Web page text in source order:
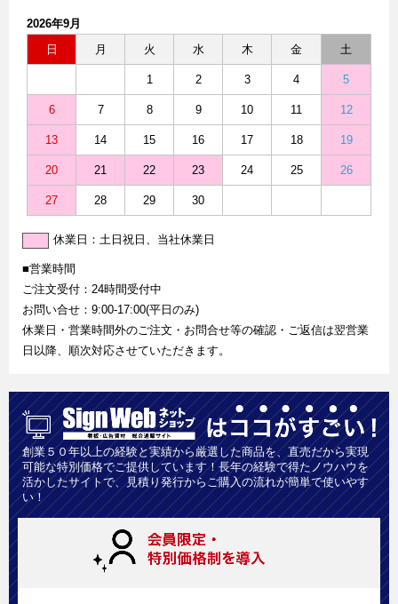
2026年9月
日
月 火 水 木 金 土
1 2 3 4 5
6 7 8 9 10 11 12
13 14 15 16 17 18 19
20 21 22 23 24 25 26
27 28 29 30
休業日：土日祝日、当社休業日
■営業時間
ご注文受付：24時間受付中
お問い合せ：9:00-17:00(平日のみ)
休業日・営業時間外のご注文・お問合せ等の確認・ご返信は翌営業
日以降、順次対応させていただきます。
創業５０年以上の経験と実績から厳選した商品を、直売だから実現
可能な特別価格でご提供しています！長年の経験で得たノウハウを
活かしたサイトで、見積り発行からご購入の流れが簡単で使いやす
い！